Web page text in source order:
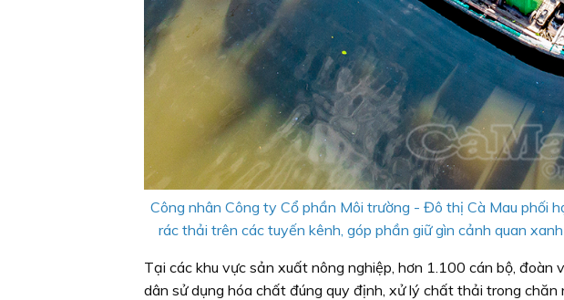
Công nhân Công ty Cổ phần Môi trường - Đô thị Cà Mau phối
rác thải trên các tuyến kênh, góp phần giữ gìn cảnh quan
Tại các khu vực sản xuất nông nghiệp, hơn 1.100 cán bộ, đoàn
dân sử dụng hóa chất đúng quy định, xử lý chất thải trong